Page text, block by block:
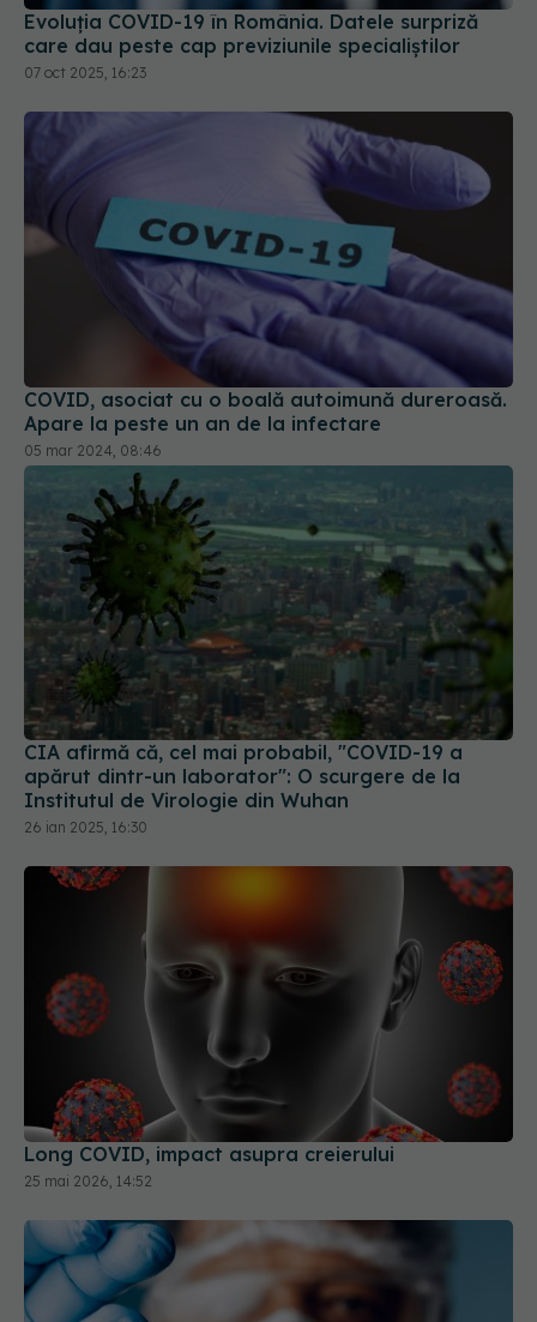
COVID, asociat cu o boală autoimună dureroasă.
Apare la peste un an de la infectare
CIA afirmă că, cel mai probabil, "COVID-19 a
apărut dintr-un laborator": O scurgere de la
Institutul de Virologie din Wuhan
26 ian 2025, 16:30
Long COVID, impact asupra creierului
25 mai 2026, 14:52